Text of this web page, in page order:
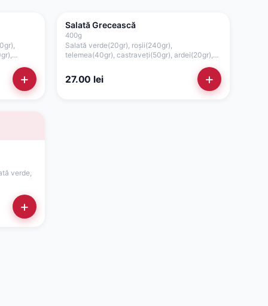
+
Salată Grecească
400g
Salată verde(20gr), roșii(240gr),
telemea(40gr), castraveți(50gr), ardei(20gr),
ulei de măsline și oregano
27.00 lei +
verde,
+